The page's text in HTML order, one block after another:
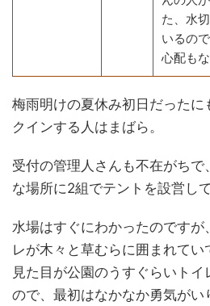
た、水
いるの
心配もな
梅雨明けの夏休み初日だったに
クインする人はまばら。
受付の管理人さんも不在がちで
な場所に2組でテントを設営し
水場はすぐにわかったのですが
レが木々と草むらに囲まれてい
見た目が公園のうすぐらいト
ので、最初はなかなか勇気がい